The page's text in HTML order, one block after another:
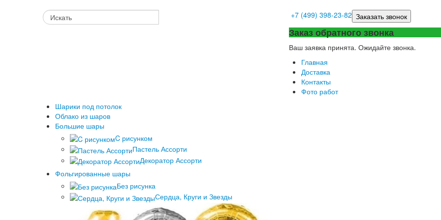
+7 (499) 398-23-82 Заказать звонок
Заказ обратного звонка
Ваш заявка принята. Ожидайте звонка.
Главная
Доставка
Контакты
Фото работ
Шарики под потолок
Облако из шаров
Большие шары
C рисунком
Пастель Ассорти
Декоратор Ассорти
Фольгированные шары
Без рисунка
Сердца, Круги и Звезды